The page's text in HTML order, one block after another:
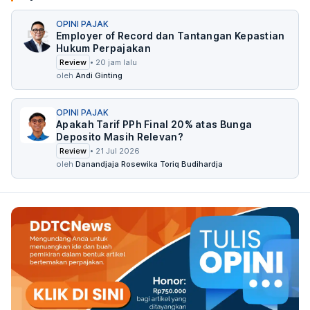
OPINI PAJAK
Employer of Record dan Tantangan Kepastian
Hukum Perpajakan
Review • 20 jam lalu
oleh Andi Ginting
OPINI PAJAK
Apakah Tarif PPh Final 20% atas Bunga
Deposito Masih Relevan?
Review • 21 Jul 2026
oleh Danandjaja Rosewika Toriq Budihardja